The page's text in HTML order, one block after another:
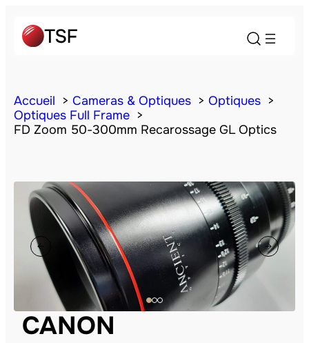
Accueil Cameras & Optiques
Optiques
Optiques Full Frame
FD Zoom 50-300mm Recarossage GL Optics
CANON